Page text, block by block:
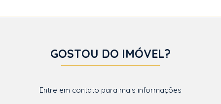
GOSTOU DO IMÓVEL?
Entre em contato para mais informações